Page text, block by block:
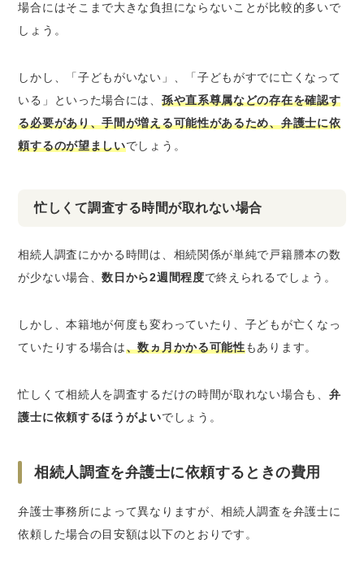
場合にはそこまで大きな負担にならないことが比較的多いで
しょう。
しかし、「子どもがいない」、「子どもがすでに亡くなって
いる」といった場合には、 孫や直系尊属などの存在を確認す
る必要があり、手間が増える可能性があるため、弁護士に依
頼するのが望ましいでしょう。
忙しくて調査する時間が取れない場合
相続人調査にかかる時間は、相続関係が単純で戸籍謄本の数
が少ない場合、数日から2週間程度で終えられるでしょう。
しかし、本籍地が何度も変わっていたり、子どもが亡くなっ
ていたりする場合は、数ヵ月かかる可能性もあります。
忙しくて相続人を調査するだけの時間が取れない場合も、 弁
護士に依頼するほうがよいでしょう。
相続人調査を弁護士に依頼するときの費用
弁護士事務所によって異なりますが、相続人調査を弁護士に
依頼した場合の目安額は以下のとおりです。